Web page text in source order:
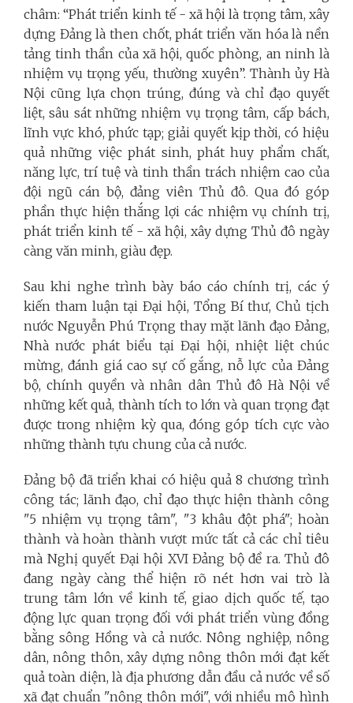
châm: “Phát triển kinh tế - xã hội là trọng tâm, xây
dựng Đảng là then chốt, phát triển văn hóa là nền
tảng tinh thần của xã hội, quốc phòng, an ninh là
nhiệm vụ trọng yếu, thường xuyên”. Thành ủy Hà
Nội cũng lựa chọn trúng, đúng và chỉ đạo quyết
liệt, sâu sát những nhiệm vụ trọng tâm, cấp bách,
lĩnh vực khó, phức tạp; giải quyết kịp thời, có hiệu
quả những việc phát sinh, phát huy phẩm chất,
năng lực, trí tuệ và tinh thần trách nhiệm cao của
đội ngũ cán bộ, đảng viên Thủ đô. Qua đó góp
phần thực hiện thắng lợi các nhiệm vụ chính trị,
phát triển kinh tế - xã hội, xây dựng Thủ đô ngày
càng văn minh, giàu đẹp.
Sau khi nghe trình bày báo cáo chính trị, các ý
kiến tham luận tại Đại hội, Tổng Bí thư, Chủ tịch
nước Nguyễn Phú Trọng thay mặt lãnh đạo Đảng,
Nhà nước phát biểu tại Đại hội, nhiệt liệt chúc
mừng, đánh giá cao sự cố gắng, nỗ lực của Đảng
bộ, chính quyền và nhân dân Thủ đô Hà Nội về
những kết quả, thành tích to lớn và quan trọng đạt
được trong nhiệm kỳ qua, đóng góp tích cực vào
những thành tựu chung của cả nước.
Đảng bộ đã triển khai có hiệu quả 8 chương trình
công tác; lãnh đạo, chỉ đạo thực hiện thành công
"5 nhiệm vụ trọng tâm", "3 khâu đột phá"; hoàn
thành và hoàn thành vượt mức tất cả các chỉ tiêu
mà Nghị quyết Đại hội XVI Đảng bộ đề ra. Thủ đô
đang ngày càng thể hiện rõ nét hơn vai trò là
trung tâm lớn về kinh tế, giao dịch quốc tế, tạo
động lực quan trọng đối với phát triển vùng đồng
bằng sông Hồng và cả nước. Nông nghiệp, nông
dân, nông thôn, xây dựng nông thôn mới đạt kết
quả toàn diện, là địa phương dẫn đầu cả nước về số
xã đạt chuẩn "nông thôn mới", với nhiều mô hình